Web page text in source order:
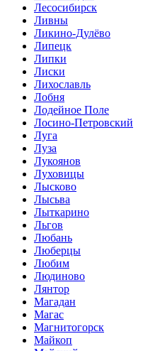
Лесосибирск
Ливны
Ликино-Дулёво
Липецк
Липки
Лиски
Лихославль
Лобня
Лодейное Поле
Лосино-Петровский
Луга
Луза
Лукоянов
Луховицы
Лысково
Лысьва
Лыткарино
Льгов
Любань
Люберцы
Любим
Людиново
Лянтор
Магадан
Магас
Магнитогорск
Майкоп